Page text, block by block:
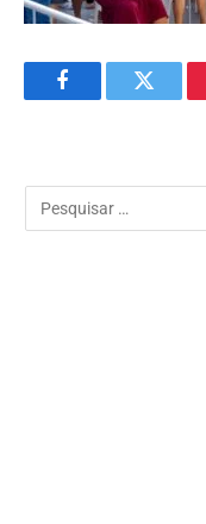
FacebookTwitter